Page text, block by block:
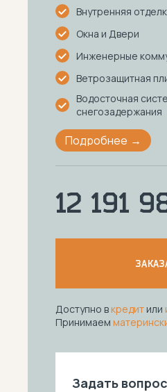
Внутренняя
Окна и Двери
Инженерные
Ветрозащитная
Водосточная
снегозадержания
Подробнее
12 191
Доступно в кредит или
Принимаем
Задать